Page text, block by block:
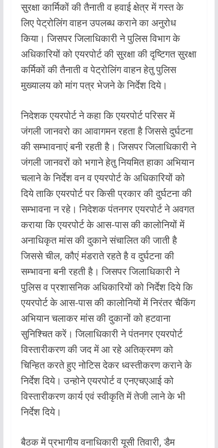
सुरक्षा कार्मिकों की तैनाती व हवाई क्षेत्र में गस्त के
लिए पेट्रोलिंग वाहन उपलब्ध कराने का अनुरोध
किया। जिसपर जिलाधिकारी ने पुलिस विभाग के
अधिकारियों को एयरपोर्ट की सुरक्षा की दृष्टिगत सुरक्षा
कर्मिकों की तैनाती व पेट्रोलिंग वाहन हेतु पुलिस
मुख्यालय को मांग पत्र भेजने के निर्देश दिये।
निदेशक एयरपोर्ट ने कहा कि एयरपोर्ट परिसर में
जंगली जानवरो का आवागमन रहता है जिससे दुर्घटना
की सम्भावनाएं बनी रहती है। जिसपर जिलाधिकारी ने
जंगली जानवरों को भगाने हेतु नियमित हाका अभियान
चलाने के निर्देश वन व एयरपोर्ट के अधिकारियों को
दिये ताकि एयरपोर्ट पर किसी प्रकार की दुर्घटना की
सम्भावना न रहे। निदेशक पंतनगर एयरपोर्ट ने अवगत
कराया कि एयरपोर्ट के आस-पास की कालोनियों में
अनाधिकृत मांस की दुकाने संचालित की जाती है
जिससे चील, कौएं मंडराते रहते है व दुर्घटना की
सम्भावना बनी रहती है। जिसपर जिलाधिकारी ने
पुलिस व प्रशासनिक अधिकारियों को निर्देश दिये कि
एयरपोर्ट के आस-पास की कालोनियों में निरंतर चैकिंग
अभियान चलाकर मांस की दुकानों को हटवाना
सुनिश्चित करें। जिलाधिकारी ने पंतनगर एयरपोर्ट
विस्तारीकरण की जद में आ रहे अतिक्रमण को
चिन्हित करते हुए नोटिस देकर ध्वस्तीकरण कराने के
निर्देश दिये। उन्होने एयरपोर्ट व एनएचएआई को
विस्तारीकरण कार्य एवं स्वीकृति में तेजी लाने के भी
निर्देश दिये।
बैठक में प्रभागीय वनाधिकारी यूसी तिवारी, डैम